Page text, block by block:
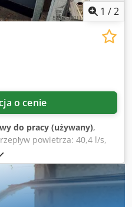
1 /2
o cenie
do pracy (używany),
powietrza: 40,4 l/s,
min, masa maszyny: ok.
na miejscu. Crodpewfg